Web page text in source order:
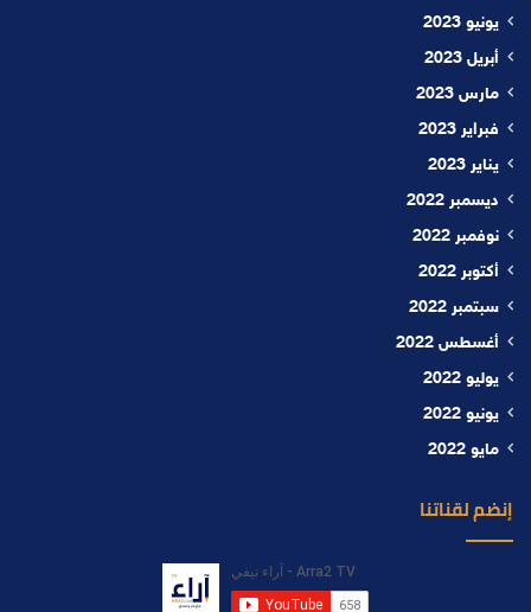
يونيو 2023
أبريل 2023
مارس 2023
فبراير 2023
يناير 2023
ديسمبر 2022
نوفمبر 2022
أكتوبر 2022
سبتمبر 2022
أغسطس 2022
يوليو 2022
يونيو 2022
مايو 2022
إنضم لقناتنا